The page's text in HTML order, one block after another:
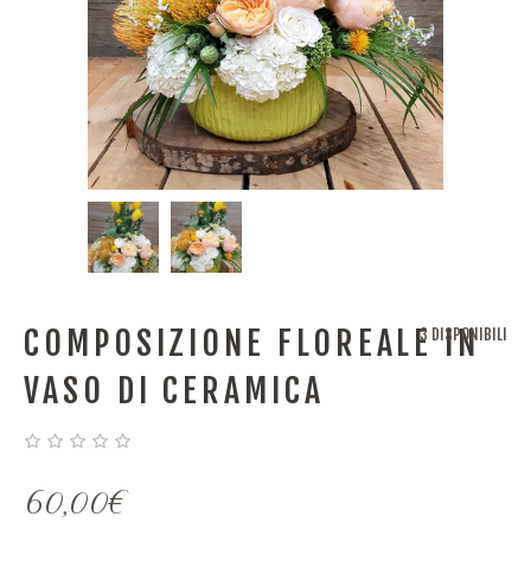
COMPOSIZIONE FLOREALE IN
VASO DI CERAMICA
60,00€
3 DISPONIBILI